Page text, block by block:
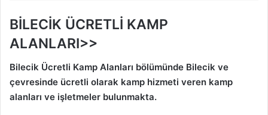
BİLECİK ÜCRETLİ KAMP
ALANLARI>>
Bilecik Ücretli Kamp Alanları bölümünde Bilecik ve
çevresinde ücretli olarak kamp hizmeti veren kamp
alanları ve işletmeler bulunmakta.